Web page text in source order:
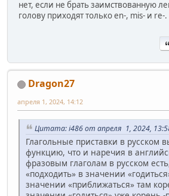
нет, если не брать заимствованную
голову приходят только en-, mis- и re-.
Dragon27
апреля 1, 2024, 14:12
Цитата: i486 от апреля 1, 2024,
Глагольные приставки в русском
функцию, что и наречия в
фразовым глаголам в русском
«подходить» в значении
значении «приближаться» там